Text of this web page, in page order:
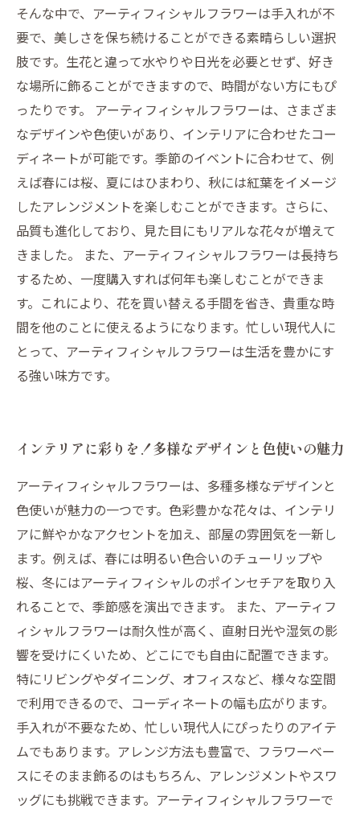
そんな中で、アーティフィシャルフラワーは手入れが不
要で、美しさを保ち続けることができる素晴らしい選択
肢です。生花と違って水やりや日光を必要とせず、好き
な場所に飾ることができますので、時間がない方にもぴ
ったりです。 アーティフィシャルフラワーは、さまざま
なデザインや色使いがあり、インテリアに合わせたコー
ディネートが可能です。季節のイベントに合わせて、例
えば春には桜、夏にはひまわり、秋には紅葉をイメージ
したアレンジメントを楽しむことができます。さらに、
品質も進化しており、見た目にもリアルな花々が増えて
きました。 また、アーティフィシャルフラワーは長持ち
するため、一度購入すれば何年も楽しむことができま
す。これにより、花を買い替える手間を省き、貴重な時
間を他のことに使えるようになります。忙しい現代人に
とって、アーティフィシャルフラワーは生活を豊かにす
る強い味方です。
インテリアに彩りを！多様なデザインと色使いの魅力
アーティフィシャルフラワーは、多種多様なデザインと
色使いが魅力の一つです。色彩豊かな花々は、インテリ
アに鮮やかなアクセントを加え、部屋の雰囲気を一新し
ます。例えば、春には明るい色合いのチューリップや
桜、冬にはアーティフィシャルのポインセチアを取り入
れることで、季節感を演出できます。 また、アーティフ
ィシャルフラワーは耐久性が高く、直射日光や湿気の影
響を受けにくいため、どこにでも自由に配置できます。
特にリビングやダイニング、オフィスなど、様々な空間
で利用できるので、コーディネートの幅も広がります。
手入れが不要なため、忙しい現代人にぴったりのアイテ
ムでもあります。アレンジ方法も豊富で、フラワーベー
スにそのまま飾るのはもちろん、アレンジメントやスワ
ッグにも挑戦できます。アーティフィシャルフラワーで